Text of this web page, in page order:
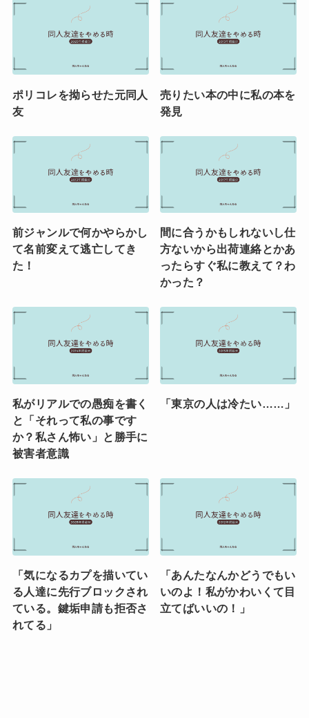
ポリコレを拗らせた元同人
友
売りたい本の中に私の本を
発見
前ジャンルで何かやらかし
て名前変えて逃亡してき
た！
間に合うかもしれないし仕
方ないから出荷連絡とかあ
ったらすぐ私に教えて？わ
かった？
私がリアルでの愚痴を書く
と「それって私の事です
か？私さん怖い」と勝手に
被害者意識
「東京の人は冷たい……」
「気になるカプを描いてい
る人達に先行ブロックされ
ている。鍵垢申請も拒否さ
れてる」
「あんたなんかどうでもい
いのよ！私がかわいくて目
立てばいいの！」